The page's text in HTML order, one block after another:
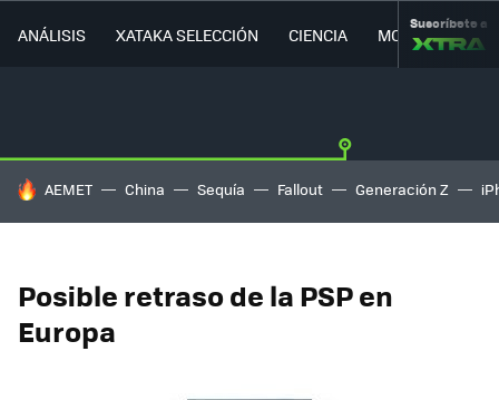
ANÁLISIS XATAKA SELECCIÓN CIENCIA MOVILIDAD
Suscríbete a
HOY SE HABLA DE
AEMET China Sequía Fallout Generación Z
Posible retraso de la PSP en
Europa